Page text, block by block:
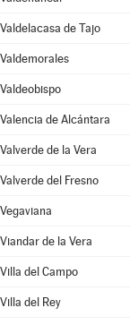
Valdelacasa de Tajo
Valdemorales
Valdeobispo
Valencia de Alcántara
Valverde de la Vera
Valverde del Fresno
Vegaviana
Viandar de la Vera
Villa del Campo
Villa del Rey